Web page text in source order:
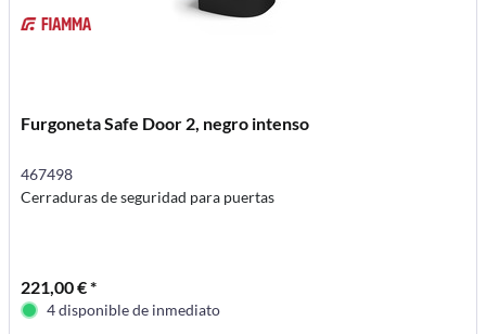
Furgoneta Safe Door 2, negro intenso
467498
Cerraduras de seguridad para puertas
221,00 € *
4 disponible de inmediato